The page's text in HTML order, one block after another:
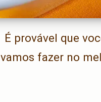
É provável que
vamos fazer no